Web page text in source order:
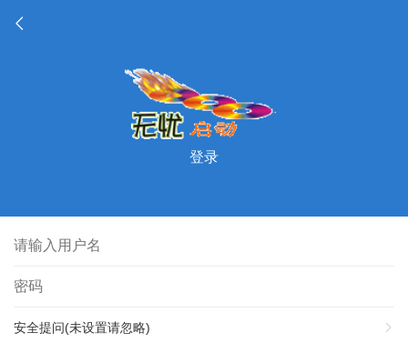
登录
安全提问(未设置请忽略)